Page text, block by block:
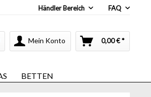
Händler Bereich FAQ
Mein Konto 0,00 € *
BETTEN